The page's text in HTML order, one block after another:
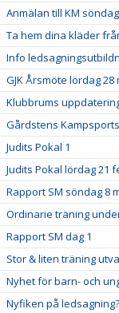
Anmälan till KM
Ta hem dina kläder
Info
GJK Årsmöte lördag 28
Klubbrums
Gårdstens
Judits Pokal 1
Judits Pokal lördag 21
Rapport SM söndag 8
Ordinarie träning
Rapport SM dag 1
Stor & liten träning
Nyhet för barn- och
Nyfiken på ledsagning?